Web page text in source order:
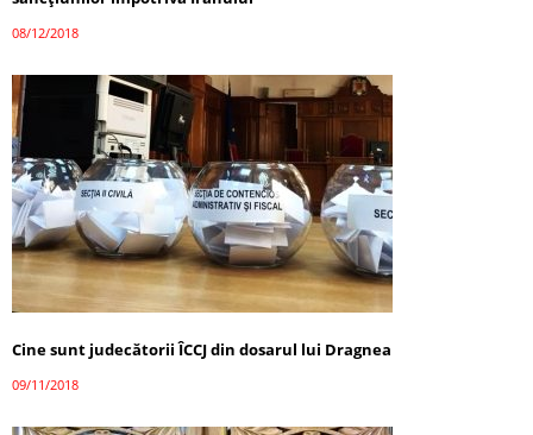
08/12/2018
Cine sunt judecătorii ÎCCJ din dosarul lui Dragnea
09/11/2018